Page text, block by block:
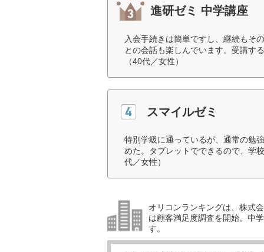
進研ゼミ 中学講座
入会手続きは簡単ですし、継続もそ
との会話も楽しんでいます。受講す
（40代／女性）
スマイルゼミ
特別学級に通っているが、通常の勉
めた。タブレットでできるので、学
代／女性）
オリコンランキングは、株式
は顧客満足度調査を開始。中
す。